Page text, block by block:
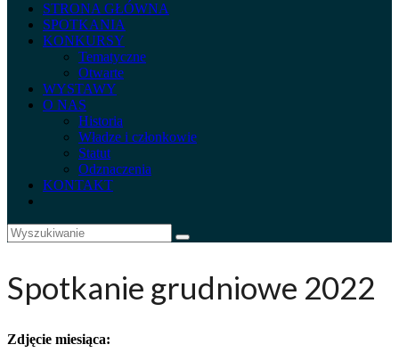
STRONA GŁÓWNA
SPOTKANIA
KONKURSY
Tematyczne
Otwarte
WYSTAWY
O NAS
Historia
Władze i członkowie
Statut
Odznaczenia
KONTAKT
Spotkanie grudniowe 2022
Zdjęcie miesiąca: